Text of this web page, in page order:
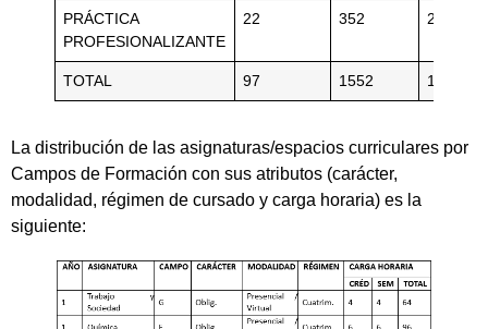
PRÁCTICA
PROFESIONALIZANTE
22 352 23
TOTAL 97 1552 100
La distribución de las asignaturas/espacios curriculares por
Campos de Formación con sus atributos (carácter,
modalidad, régimen de cursado y carga horaria) es la
siguiente: